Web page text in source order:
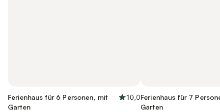
Ferienhaus für 6 Personen, mit
Garten
10,0Ferienhaus für 7
Garten